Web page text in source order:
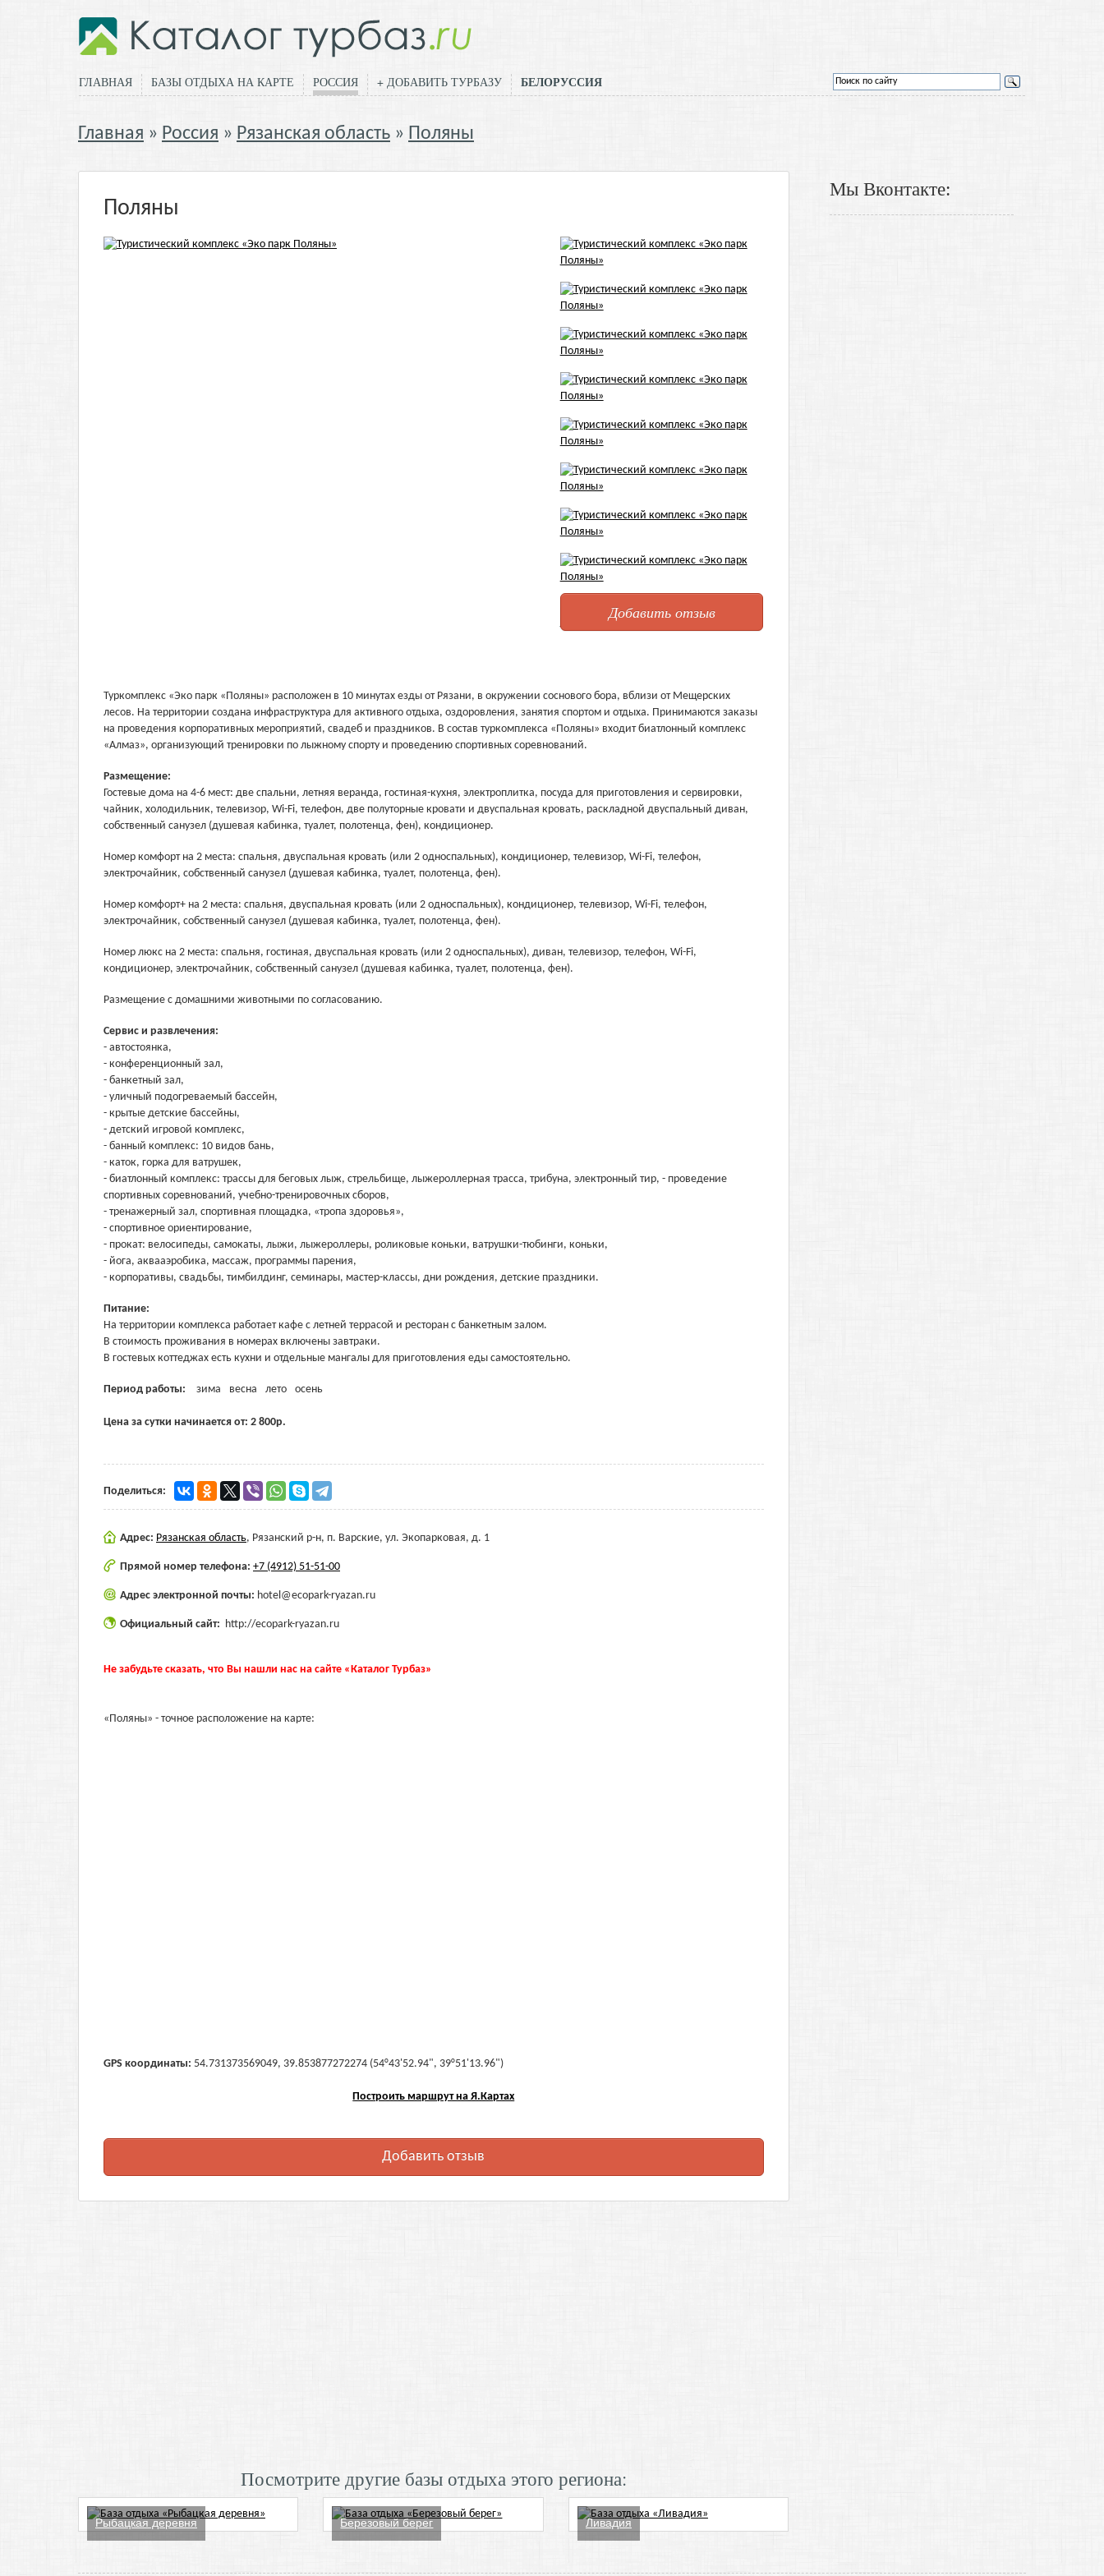
ГЛАВНАЯ БАЗЫ ОТДЫХА НА КАРТЕ РОССИЯ + ДОБАВИТЬ ТУРБАЗУ БЕЛОРУССИЯ
Главная Россия Рязанская область Поляны
Поляны
Добавить отзыв
Туркомплекс «Эко парк «Поляны» расположен в 10 минутах езды от Рязани, в окружении соснового бора, вблизи от Мещерских
лесов. На территории создана инфраструктура для активного отдыха, оздоровления, занятия спортом и отдыха. Принимаются заказы
на проведения корпоративных мероприятий, свадеб и праздников. В состав туркомплекса «Поляны» входит биатлонный комплекс
«Алмаз», организующий тренировки по лыжному спорту и проведению спортивных соревнований.
Размещение:
Гостевые дома на 4-6 мест: две спальни, летняя веранда, гостиная-кухня, электроплитка, посуда для приготовления и сервировки,
чайник, холодильник, телевизор, Wi-Fi, телефон, две полуторные кровати и двуспальная кровать, раскладной двуспальный диван,
собственный санузел (душевая кабинка, туалет, полотенца, фен), кондиционер.
Номер комфорт на 2 места: спальня, двуспальная кровать (или 2 односпальных), кондиционер, телевизор, Wi-Fi, телефон,
электрочайник, собственный санузел (душевая кабинка, туалет, полотенца, фен).
Номер комфорт+ на 2 места: спальня, двуспальная кровать (или 2 односпальных), кондиционер, телевизор, Wi-Fi, телефон,
электрочайник, собственный санузел (душевая кабинка, туалет, полотенца, фен).
Номер люкс на 2 места: спальня, гостиная, двуспальная кровать (или 2 односпальных), диван, телевизор, телефон, Wi-Fi,
кондиционер, электрочайник, собственный санузел (душевая кабинка, туалет, полотенца, фен).
Размещение с домашними животными по согласованию.
Сервис и развлечения:
- автостоянка,
- конференционный зал,
- банкетный зал,
- уличный подогреваемый бассейн,
- крытые детские бассейны,
- детский игровой комплекс,
- банный комплекс: 10 видов бань,
- каток, горка для ватрушек,
- биатлонный комплекс: трассы для беговых лыж, стрельбище, лыжероллерная трасса, трибуна, электронный тир, - проведение
спортивных соревнований, учебно-тренировочных сборов,
- тренажерный зал, спортивная площадка, «тропа здоровья»,
- спортивное ориентирование,
- прокат: велосипеды, самокаты, лыжи, лыжероллеры, роликовые коньки, ватрушки-тюбинги, коньки,
- йога, аквааэробика, массаж, программы парения,
- корпоративы, свадьбы, тимбилдинг, семинары, мастер-классы, дни рождения, детские праздники.
Питание:
На территории комплекса работает кафе с летней террасой и ресторан с банкетным залом.
В стоимость проживания в номерах включены завтраки.
В гостевых коттеджах есть кухни и отдельные мангалы для приготовления еды самостоятельно.
Период работы: зима весна лето осень
Цена за сутки начинается от: 2 800р.
Поделиться:
Адрес: Рязанская область, Рязанский р-н, п. Варские, ул. Экопарковая, д. 1
Прямой номер телефона: +7 (4912) 51-51-00
Адрес электронной почты: hotel@ecopark-ryazan.ru
Официальный сайт: http://ecopark-ryazan.ru
Не забудьте сказать, что Вы нашли нас на сайте «Каталог Турбаз»
«Поляны» - точное расположение на карте:
GPS координаты: 54.731373569049, 39.853877272274 (54°43'52.94", 39°51'13.96")
Построить маршрут на Я.Картах
Добавить отзыв
Мы Вконтакте:
Посмотрите другие базы отдыха этого региона:
Рыбацкая деревня Березовый берег Ливадия